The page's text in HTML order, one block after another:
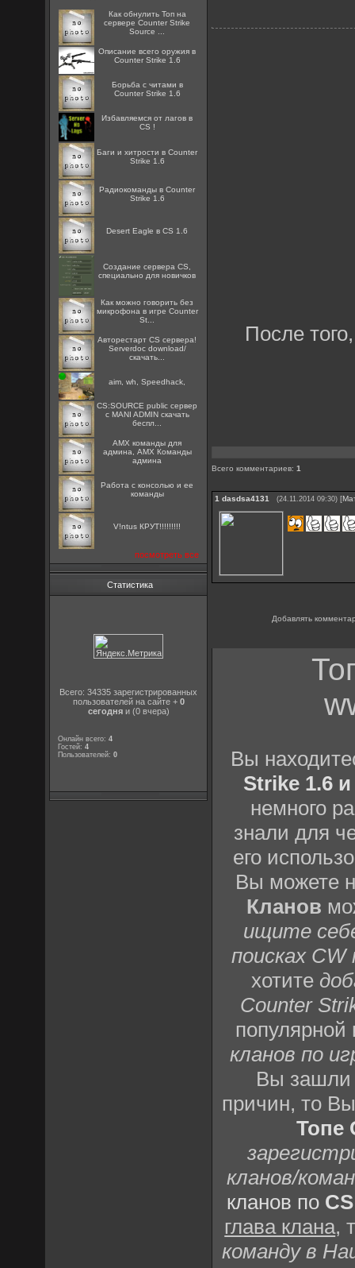
Как обнулить Топ на
сервере Counter Strike
Source ...
Описание всего оружия в
Counter Strike 1.6
Борьба с читами в
Counter Strike 1.6
Избавляемся от лагов в
CS !
Баги и хитрости в Counter
Strike 1.6
Радиокоманды в Counter
Strike 1.6
Desert Eagle в CS 1.6
Создание сервера CS,
специально для новичков
Как можно говорить без
микрофона в игре Counter
St...
Авторестарт CS сервера!
Serverdoc download/
скачать...
aim, wh, Speedhack,
CS:SOURCE public сервер
с MANI ADMIN скачать
беспл...
AMX команды для
админа, AMX Команды
админа
Работа с консолью и ее
команды
V!ntus КРУТ!!!!!!!!!
посмотреть все
Статистика
Всего: 34335 зарегистрированных
пользователей на сайте + 0
сегодняи (0 вчера)
Онлайн всего:4
Гостей:4
Пользователей:0
После
Всего комментариев:1
1 dasdsa4131 (24.11.2014 09:30) [
Добавлять
Вы
Strike 1.6
немного
знали для
его
Вы можете
Кланов
ищите
поисках
хотите
Counter
кланов по
Вы зашли
причин, то
Топе
кланов/
кланов по
глава клана,
команду в